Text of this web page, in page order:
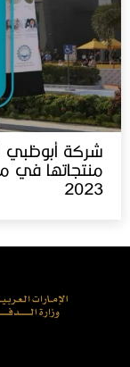
شركة أبوظبي
منتجاتها في
2023